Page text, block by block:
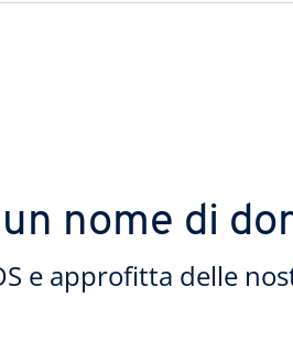
nome di
e approfitta delle